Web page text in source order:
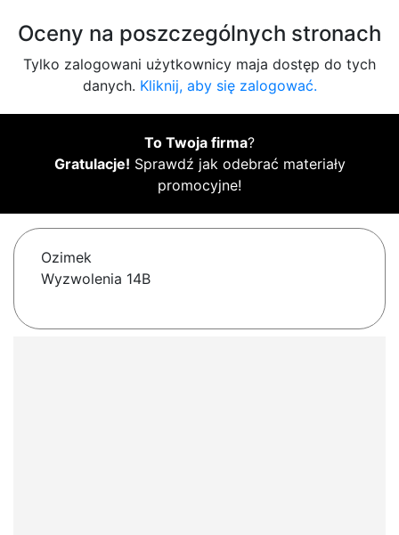
Oceny na poszczególnych stronach
Tylko zalogowani użytkownicy maja dostęp do tych
danych. Kliknij, aby się zalogować.
To Twoja firma?
Gratulacje! Sprawdź jak odebrać materiały
promocyjne!
Ozimek
Wyzwolenia 14B